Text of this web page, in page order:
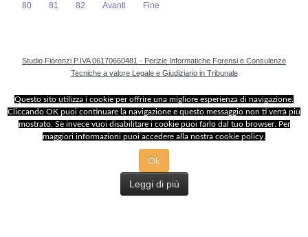
80
81 82 Avanti Fine
Studio Fiorenzi P.IVA 06170660481 - Perizie Informatiche Forensi e Consulenze
Tecniche a valore Legale e Giudiziario in Tribunale
Questo sito utilizza i cookie per offrire una migliore esperienza di navigazione.
Cliccando OK puoi continuare la navigazione e questo messaggio non ti verrà più
mostrato. Se invece vuoi disabilitare i cookie puoi farlo dal tuo browser. Per
maggiori informazioni puoi accedere alla nostra cookie policy.
Ok
Leggi di più